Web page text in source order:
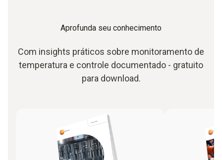
Aprofunda seu conhecimento
Com insights práticos sobre monitoramento de
temperatura e controle documentado - gratuito
para download.